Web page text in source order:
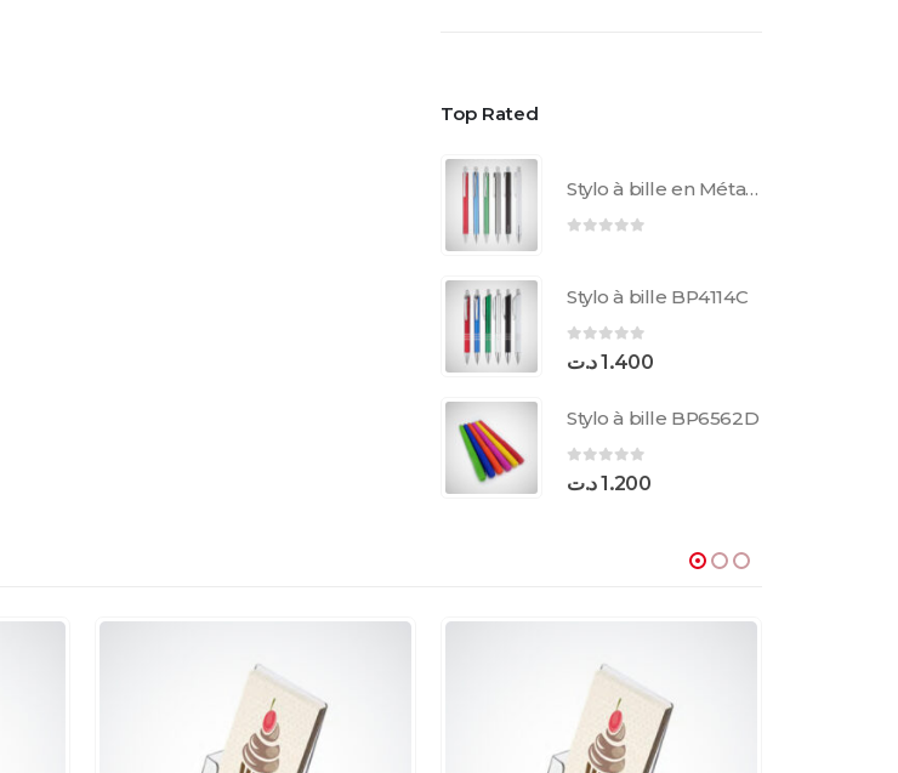
Top Rated
Stylo à bille en Métal AL1852C
Stylo à bille BP4114C
sur 51.400د.ت
Stylo à bille BP6562D
sur 51.200د.ت